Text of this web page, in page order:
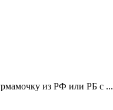
из РФ или РБ c ...